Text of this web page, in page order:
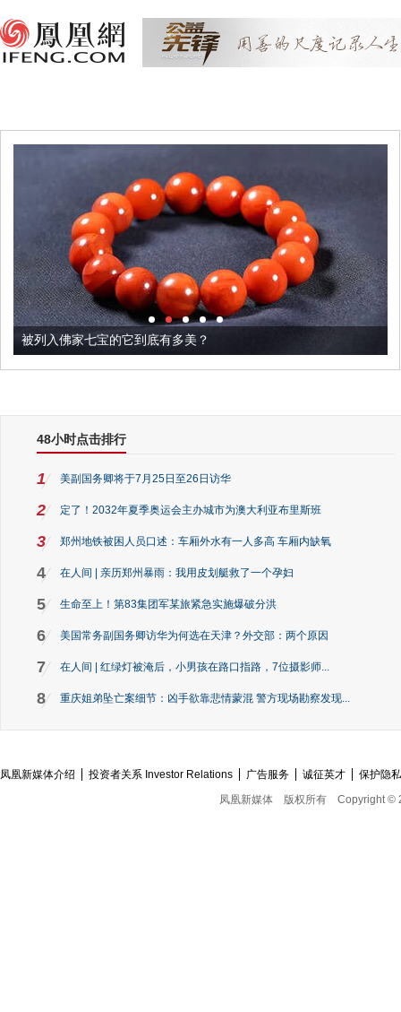
被列入佛家七宝的它到底有多美？
48小时点击排行
1 美副国务卿将于7月25日至26日访华
2 定了！2032年夏季奥运会主办城市为澳大利亚布里斯班
3 郑州地铁被困人员口述：车厢外水有一人多高 车厢内缺氧
4 在人间 | 亲历郑州暴雨：我用皮划艇救了一个孕妇
5 生命至上！第83集团军某旅紧急实施爆破分洪
6 美国常务副国务卿访华为何选在天津？外交部：两个原因
7 在人间 | 红绿灯被淹后，小男孩在路口指路，7位摄影师...
8 重庆姐弟坠亡案细节：凶手欲靠悲情蒙混 警方现场勘察发现...
凤凰新媒体介绍 投资者关系 Investor Relations 广告服务 诚征英才
保护隐
凤凰新媒体
版权所有 Copyright ©